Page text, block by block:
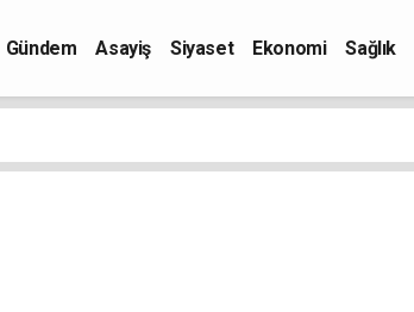
Gündem Asayiş Siyaset Ekonomi Sağlık